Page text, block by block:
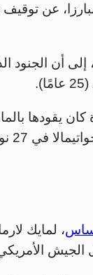
أن الجنود
يقودها
، لمايك
الجيش